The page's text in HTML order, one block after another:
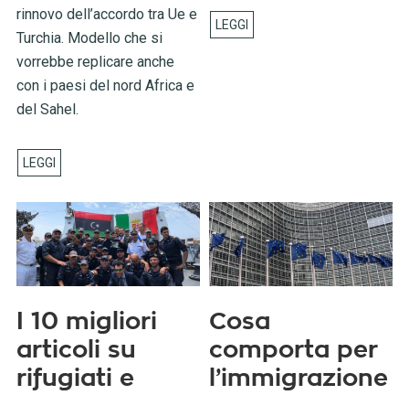
rinnovo dell’accordo tra Ue e
Turchia. Modello che si
vorrebbe replicare anche
con i paesi del nord Africa e
del Sahel.
I 10 migliori
articoli su
rifugiati e
Cosa
comporta per
l’immigrazione